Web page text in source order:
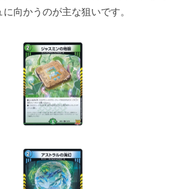
向かうのが主な狙いです。